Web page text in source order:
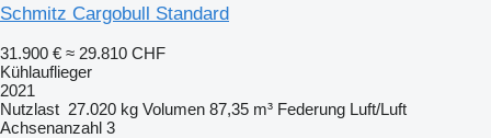
Schmitz Cargobull Standard
31.900 € ≈ 29.810 CHF
Kühlauflieger
2021
Nutzlast 27.020 kg Volumen 87,35 m³ Federung Luft/Luft
Achsenanzahl 3